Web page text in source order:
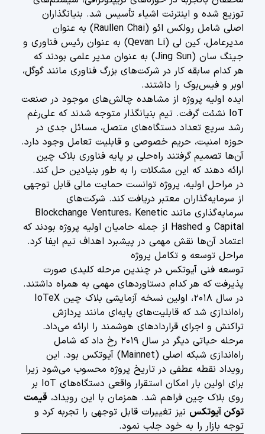
توزیع شده و اینترنت اشیاء تأسیس شد. بنیانگذاران
اصلی شامل رولکس ائو (Raullen Chai) به عنوان
مدیرعامل، کین لی (Qevan Li) به عنوان رئیس فناوری و
جینگ سان (Jing Sun) به عنوان مدیر علمی بودند که
هر کدام سابقه کار در شرکت‌های بزرگ فناوری مانند گوگل،
اوبر و فیس‌بوک را داشتند.
ایده اولیه پروژه از مشاهده چالش‌های موجود در صنعت
IoT نشئت گرفت. تیم بنیانگذار متوجه شدند که علی‌رغم
رشد سریع تعداد دستگاه‌های متصل، مسائل جدی در
حوزه امنیت، حریم خصوصی و قابلیت تعامل وجود دارد.
آن‌ها تصمیم گرفتند راه‌حلی بر پایه فناوری بلاک چین
ارائه دهند که این مشکلات را به طور بنیادین حل کند.
در مراحل اولیه، پروژه توانست حمایت مالی قابل توجهی
از سرمایه‌گذاران معتبر دریافت کند. شرکت‌های
سرمایه‌گذاری مانند Blockchange Ventures، Kenetic
Capital و Hashed از جمله حامیان اولیه پروژه بودند که
اعتماد آن‌ها نقش مهمی در پیشبرد اهداف تیم ایفا کرد.
مراحل توسعه و تکامل پروژه
توسعه فنی آیوتکس در چندین مرحله کلیدی صورت
پذیرفت که هر کدام دستاوردهای مهمی به همراه داشتند.
در سال ۲۰۱۸، اولین نسخه آزمایشی بلاک چین IoTeX
راه‌اندازی شد که قابلیت‌های پایه‌ای مانند پردازش
تراکنش و اجرای قراردادهای هوشمند را ارائه می‌داد.
مرحله حیاتی دیگر در سال ۲۰۱۹ رخ داد که شامل
راه‌اندازی شبکه اصلی (Mainnet) آیوتکس بود. این
رویداد نقطه عطفی در تاریخ پروژه محسوب می‌شود زیرا
برای اولین بار امکان استقرار واقعی دستگاه‌های IoT بر
روی بلاک چین فراهم شد. همزمان با این رویداد، قیمت
توکن آیوتکس نیز تغییرات قابل توجهی را تجربه کرد و
توجه بازار را به خود جلب نمود.